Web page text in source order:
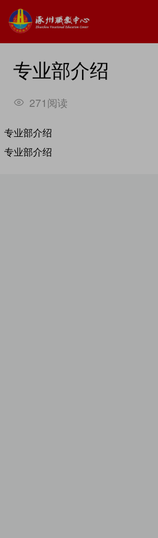
专业部介绍
271阅读
专业部介绍
专业部介绍